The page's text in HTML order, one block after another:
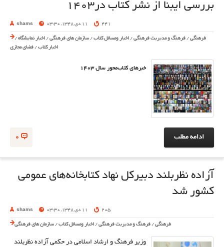
بررسی ایبنا از نشر کتاب در1403
shams 11 دی 1348, 03:30 441
فرهنگی / فرهنگ و مدیریت فرهنگی / اخبار ومسائل کتاب / سازمان های فرهنگی / اخبار نمایشگاه /
اخبار کتاب / فضای مجازی
خبرهای کتاب‌محور سال ۱۴۰۳
0 ادامه مطلب
آزاده نظربلند دبیرکل نهاد کتابخانه‌های عمومی
کشور شد
shams 11 دی 1348, 03:30 205
فرهنگی / فرهنگ و مدیریت فرهنگی / اخبار ومسائل کتاب / سازمان های فرهنگی
وزیر فرهنگ و ارشاد اسلامی در حکمی آزاده نظربلند